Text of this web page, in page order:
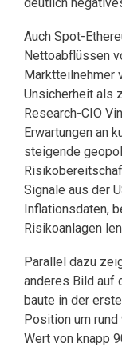
Auch Spot-
Nettoabflüssen
Marktteilnehmer
Unsicherheit als
Research-CIO
Erwartungen an
steigende
Signale aus der
Inflationsdaten,
Risikoanlagen
Parallel dazu
anderes Bild auf
baute in der
Position um rund
Wert von knapp